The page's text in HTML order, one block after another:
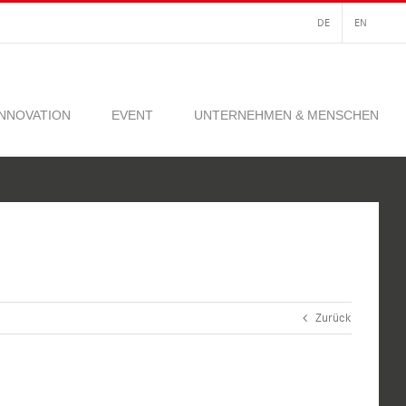
DE EN
EVENT UNTERNEHMEN & MENSCHEN
Zurück